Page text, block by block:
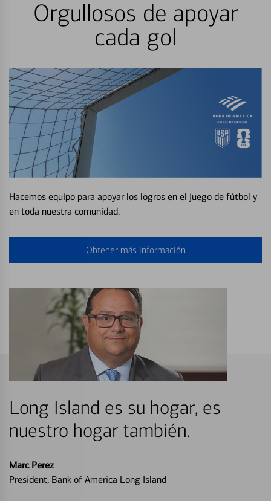
Orgullosos de apoyar
cada gol
Hacemos equipo para apoyar los logros en el juego de fútbol y
en toda nuestra comunidad.
Obtener más información
Long Island es su hogar, es
nuestro hogar también.
Marc Perez
President, Bank of America Long Island